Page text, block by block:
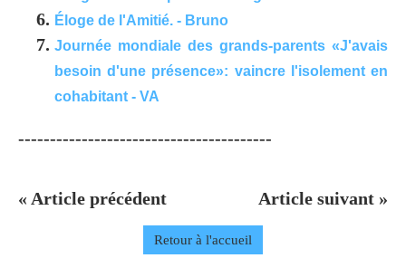
Éloge de l'Amitié. - Bruno
Journée mondiale des grands-parents «J'avais
besoin d'une présence»: vaincre l'isolement en
cohabitant - VA
----------------------------------------
« Article précédent Article suivant »
Retour à l'accueil